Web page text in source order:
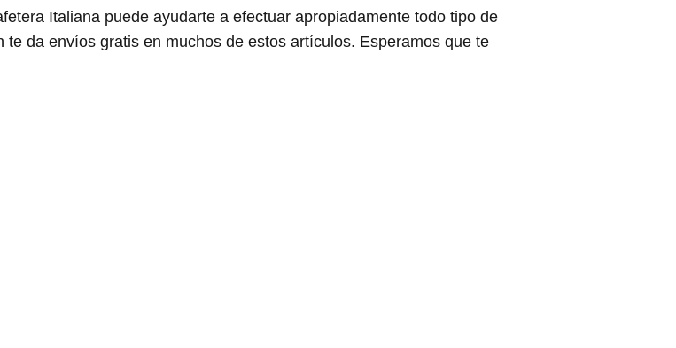
Italiana puede ayudarte a efectuar apropiadamente todo tipo de
da envíos gratis en muchos de estos artículos. Esperamos que te